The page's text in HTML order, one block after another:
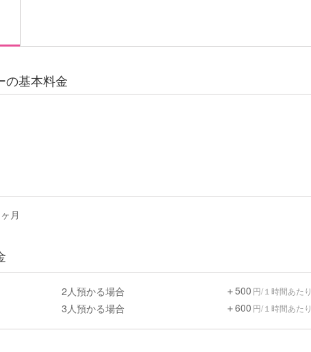
の基本料金
月
2人預かる場合 ＋500 円/１時間あたり
3人預かる場合 ＋600 円/１時間あたり